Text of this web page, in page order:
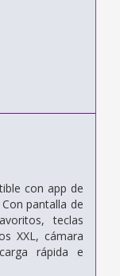
con app de
pantalla de
teclas
XXL, cámara
rápida e